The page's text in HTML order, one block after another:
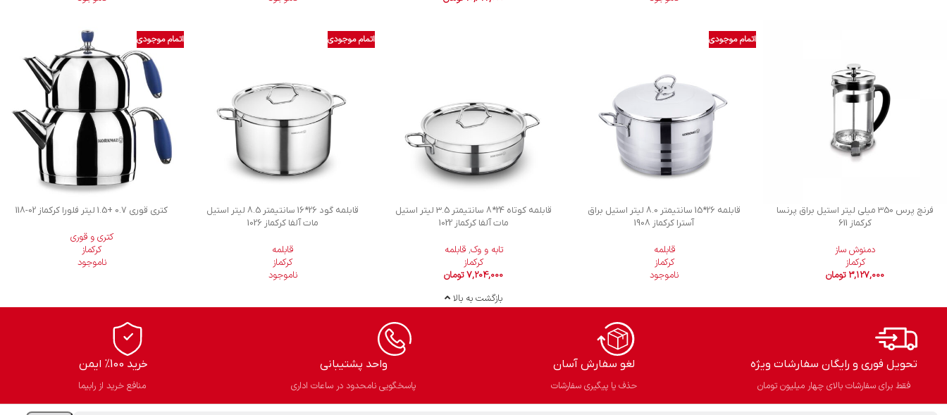
فرنچ پرس 350 میلی لیتر استیل براق پرنسا
کرکماز 611
دمنوش ساز
کرکماز
3,127,000 تومان
اتمام موجودی
قابلمه 26*15 سانتیمتر 8.0 لیتر استیل براق
آسترا کرکماز 1908
قابلمه
کرکماز
ناموجود
قابلمه کوتاه 24*8 سانتیمتر 3.5 لیتر استیل
مات آلفا کرکماز 1022
تابه و وک,قابلمه
کرکماز
7,204,000 تومان
اتمام موجودی
قابلمه گود 26*16 سانتیمتر 8.5 لیتر استیل
مات آلفا کرکماز 1026
قابلمه
کرکماز
ناموجود
اتمام موجودی
كتری قوری 0.7 +1.5 لیتر فلورا کرکماز 118-02
کتری و قوری
کرکماز
ناموجود
بازگشت به بالا
تحویل فوری و رایگان سفارشات ویژه
فقط برای سفارشات بالای چهار میلیون تومان
لغو سفارش آسان​
حذف یا پیگیری سفارشات
واحد پشتیبانی
پاسخگویی نامحدود در ساعات اداری
خرید 100% ایمن
منافع خرید از رابیما